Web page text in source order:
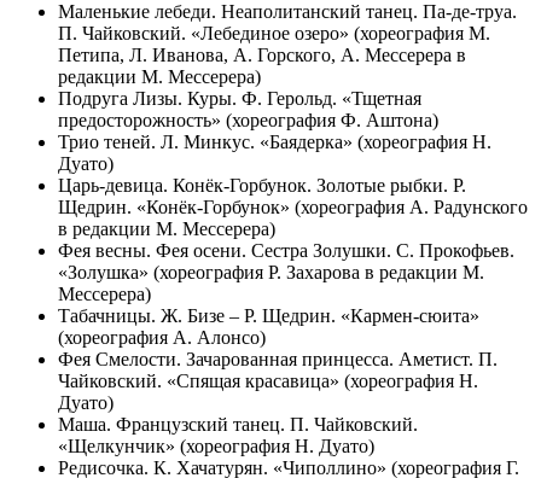
Маленькие лебеди. Неаполитанский танец. Па-де-труа.
П. Чайковский. «Лебединое озеро» (хореография М.
Петипа, Л. Иванова, А. Горского, А. Мессерера в
редакции М. Мессерера)
Подруга Лизы. Куры. Ф. Герольд. «Тщетная
предосторожность» (хореография Ф. Аштона)
Трио теней. Л. Минкус. «Баядерка» (хореография Н.
Дуато)
Царь-девица. Конёк-Горбунок. Золотые рыбки. Р.
Щедрин. «Конёк-Горбунок» (хореография А. Радунского
в редакции М. Мессерера)
Фея весны. Фея осени. Сестра Золушки. С. Прокофьев.
«Золушка» (хореография Р. Захарова в редакции М.
Мессерера)
Табачницы. Ж. Бизе – Р. Щедрин. «Кармен-сюита»
(хореография А. Алонсо)
Фея Смелости. Зачарованная принцесса. Аметист. П.
Чайковский. «Спящая красавица» (хореография Н.
Дуато)
Маша. Французский танец. П. Чайковский.
«Щелкунчик» (хореография Н. Дуато)
Редисочка. К. Хачатурян. «Чиполлино» (хореография Г.